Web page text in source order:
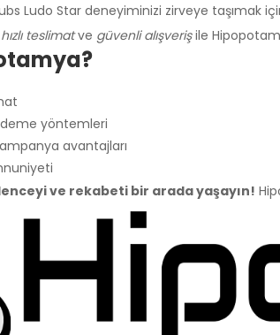
Ludo Star deneyiminizi zirveye taşımak
hızlı teslimatve güvenli alışverişile
yöntemleri
avantajları
ve rekabeti bir arada yaşayın!